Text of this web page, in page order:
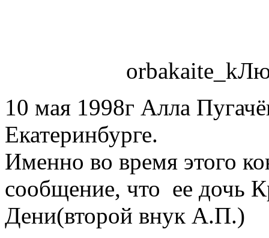
10 мая 1998г Алла
Екатеринбурге.
Именно во время этого
сообщение, что ее дочь
Дени(второй внук А.П.)